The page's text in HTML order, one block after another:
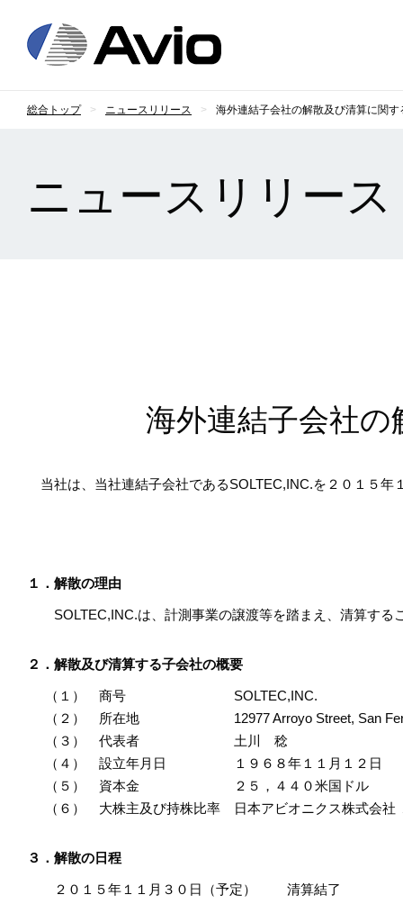
総合トップ ニュースリリース 海外連結子会社の解散及び清算に関す
ニュースリリース
海外連結子会社
当社は、当社連結子会社であるSOLTEC,INC.を２０１５年
１．解散の理由
SOLTEC,INC.は、計測事業の譲渡等を踏まえ、清算する
２．解散及び清算する子会社の概要
（１） 商号
SOLTEC,INC.
（２） 所在地
12977 Arroyo Street, San
（３） 代表者
土川 稔
（４） 設立年月日
１９６８年１１月１２日
（５） 資本金
２５，４４０米国ドル
（６） 大株主及び持株比率
日本アビオニクス株式会社
３．解散の日程
２０１５年１１月３０日（予定） 清算結了